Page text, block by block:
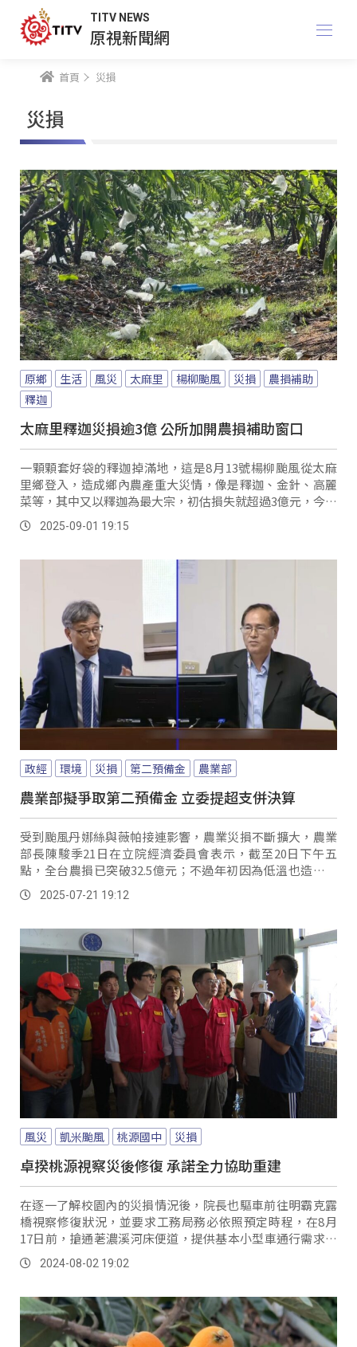
TITV NEWS
原視新聞網
首頁 災損
災損
原鄉 生活 風災 太麻里 楊柳颱風 災損
農損補助
釋迦
太麻里釋迦災損逾3億 公所加開農損補助窗口
一顆顆套好袋的釋迦掉滿地，這是8月13號楊柳颱風從太麻
里鄉登入，造成鄉內農產重大災情，像是釋迦、金針、高麗
菜等，其中又以釋迦為最大宗，初估損失就超過3億元，今年
作物的收成幾乎打水漂，在地自產自銷的農民，希望消費者
捧場。2025-09-01 19:15
政經 環境 災損 第二預備金 農業部
農業部擬爭取第二預備金 立委提超支併決算
受到颱風丹娜絲與薇帕接連影響，農業災損不斷擴大，農業
部長陳駿季21日在立院經濟委員會表示，截至20日下午五
點，全台農損已突破32.5億元；不過年初因為低溫也造成農
業損失，當時撥補經費被刪減，導致現在經費不足，農業部
會向行政院爭取第二預備金因應，而國民黨立委鄭天財則建
2025-07-21 19:12
風災 凱米颱風 桃源國中 災損
卓揆桃源視察災後修復 承諾全力協助重建
在逐一了解校園內的災損情況後，院長也驅車前往明霸克露
橋視察修復狀況，並要求工務局務必依照預定時程，在8月
17日前，搶通荖濃溪河床便道，提供基本小型車通行需求，
10月15日前修復現有受損玉穗溪口鋼便橋，表示應該要給居
民「一條安全的路回家」，指示市府要彙整各方對於橋梁中
2024-08-02 19:02